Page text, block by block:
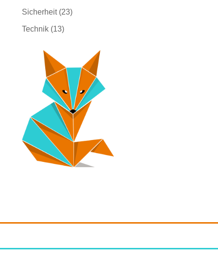
Sicherheit(23)
Technik(13)